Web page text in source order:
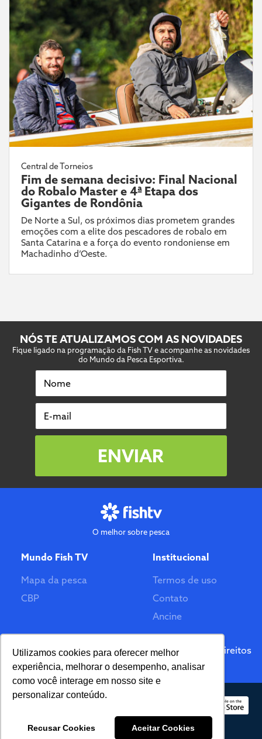
Utilizamos cookies para oferecer melhor
experiência, melhorar o desempenho, analisar
como você interage em nosso site e
personalizar conteúdo.
Recusar Cookies Aceitar Cookies
Central de Torneios
Fim de semana decisivo: Final Nacional
do Robalo Master e 4ª Etapa dos
Gigantes de Rondônia
De Norte a Sul, os próximos dias prometem grandes
emoções com a elite dos pescadores de robalo em
Santa Catarina e a força do evento rondoniense em
Machadinho d’Oeste.
NÓS TE ATUALIZAMOS COM AS NOVIDADES
Fique ligado na programação da Fish TV e acompanhe as novidades
do Mundo da Pesca Esportiva.
Nome
E-mail
ENVIAR
O melhor sobre pesca
Mundo Fish TV
Mapa da pesca
CBP
Institucional
Termos de uso
Contato
Ancine
Feito por
© 2026 Fish TV - Todos Direitos
Reservados. Versão 2.0